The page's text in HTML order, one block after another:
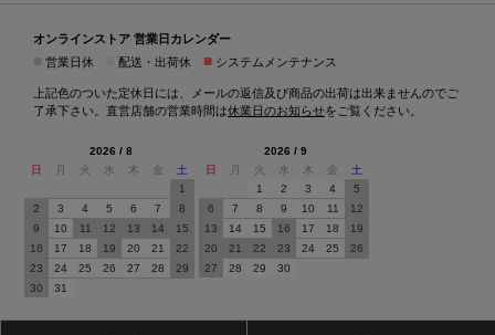
オンラインストア 営業日カレンダー
営業日休 配送・出荷休 ■ システムメンテナンス
上記色のついた定休日には、メールの返信及び商品の出荷は出来ませんのでご
了承下さい。直営店舗の営業時間は休業日のお知らせをご覧ください。
2026 / 8
日
月 火 水 木 金
土
1
2
3 4 5 6 7
8
9
10 11 12 13 14
15
16
17 18 19 20 21
22
23
24 25 26 27 28
29
30
31
2026 / 9
日
月 火 水 木 金
土
1
2 3 4
5
6
7 8 9 10 11
12
13
14 15 16 17 18
19
20
21 22 23 24 25
26
27
28 29 30